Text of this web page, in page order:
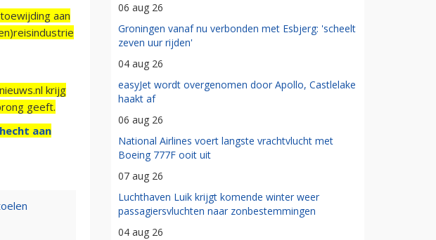
aan
krijg
geeft.
aan
06 aug 26
Groningen vanaf nu verbonden met Esbjerg: 'scheelt
zeven uur rijden'
04 aug 26
easyJet wordt overgenomen door Apollo, Castlelake
haakt af
06 aug 26
National Airlines voert langste vrachtvlucht met
Boeing 777F ooit uit
07 aug 26
Luchthaven Luik krijgt komende winter weer
passagiersvluchten naar zonbestemmingen
04 aug 26